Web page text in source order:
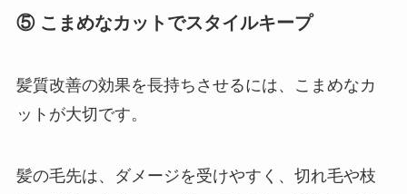
⑤ こまめなカットでスタイルキープ
髪質改善の効果を長持ちさせるには、こまめなカ
ットが大切です。
髪の毛先は、ダメージを受けやすく、切れ毛や枝